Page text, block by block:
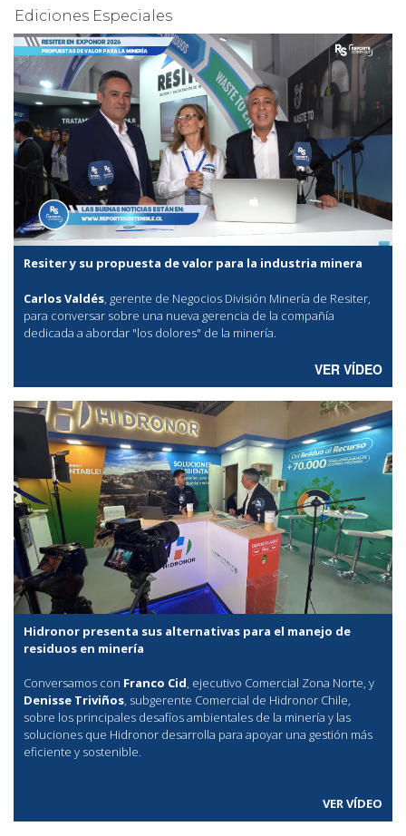
Ediciones Especiales
Resiter y su propuesta de valor para la industria minera
Carlos Valdés, gerente de Negocios División Minería de Resiter,
para conversar sobre una nueva gerencia de la compañía
dedicada a abordar "los dolores" de la minería.
VER VÍDEO
Hidronor presenta sus alternativas para el manejo de
residuos en minería
Conversamos con Franco Cid, ejecutivo Comercial Zona Norte, y
Denisse Triviños, subgerente Comercial de Hidronor Chile,
sobre los principales desafíos ambientales de la minería y las
soluciones que Hidronor desarrolla para apoyar una gestión más
eficiente y sostenible.
VER VÍDEO